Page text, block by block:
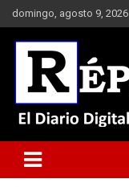
Saltar
al
contenido
domingo, agosto 9, 2026
Réplica